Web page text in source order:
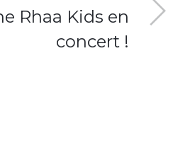
Rhaa Kids en
concert !